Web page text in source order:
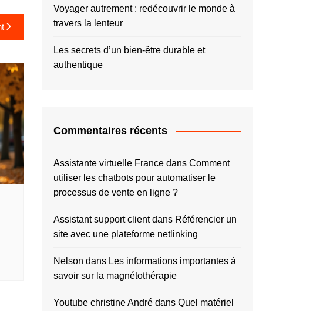
Voyager autrement : redécouvrir le monde à
travers la lenteur
Les secrets d’un bien-être durable et
authentique
Commentaires récents
Assistante virtuelle France dans Comment
utiliser les chatbots pour automatiser le
processus de vente en ligne ?
Assistant support clientdans Référencier un
site avec une plateforme netlinking
Nelson dans Les informations importantes à
savoir sur la magnétothérapie
Youtube christine André dans Quel matériel